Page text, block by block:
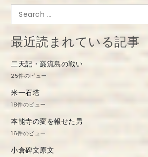
ゲ
ー
シ
ョ
ン
Search
for:
最近読まれている記事
二天記・巌流島の戦い
25件のビュー
米一石塔
18件のビュー
本能寺の変を報せた男
16件のビュー
小倉碑文原文